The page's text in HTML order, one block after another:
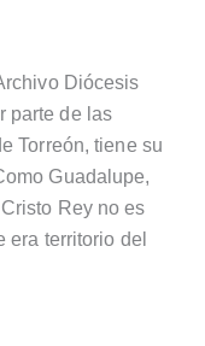
Diócesis
parte de las
Torreón, tiene su
Guadalupe,
Rey no es
era territorio del